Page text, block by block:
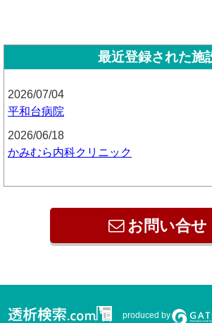
最近登録された施
2026/07/04
平和台病院
2026/06/18
かみむら内科クリニック
お問い合せ
produced by